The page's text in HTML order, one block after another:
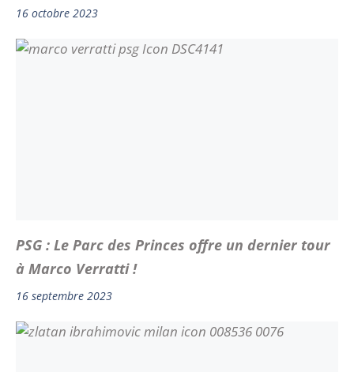
16 octobre 2023
PSG : Le Parc des Princes offre un dernier tour
à Marco Verratti !
16 septembre 2023